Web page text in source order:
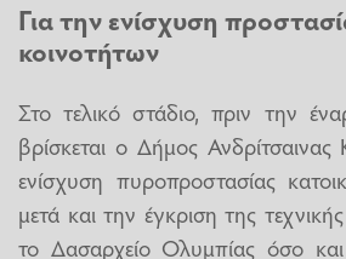
Για την ενίσχυση
κοινοτήτων
Στο τελικό στάδιο, πριν την
βρίσκεται ο Δήμος
ενίσχυση πυροπροστασίας
μετά και την έγκριση της
το Δασαρχείο Ολυμπίας όσο